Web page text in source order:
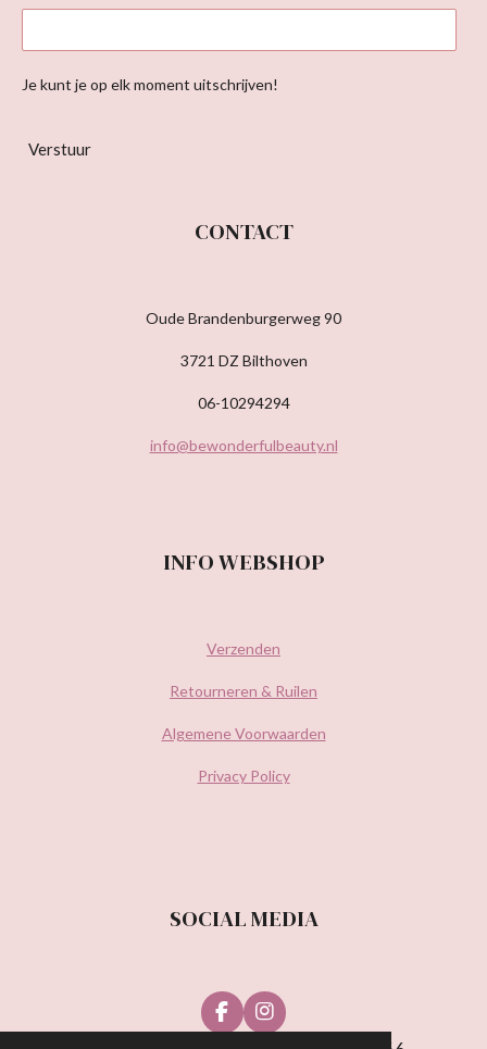
Je kunt je op elk moment uitschrijven!
Verstuur
CONTACT
Oude Brandenburgerweg 90
3721 DZ Bilthoven
06-10294294
info@bewonderfulbeauty.nl
INFO WEBSHOP
Verzenden
Retourneren & Ruilen
Algemene Voorwaarden
Privacy Policy
SOCIAL MEDIA
F
I